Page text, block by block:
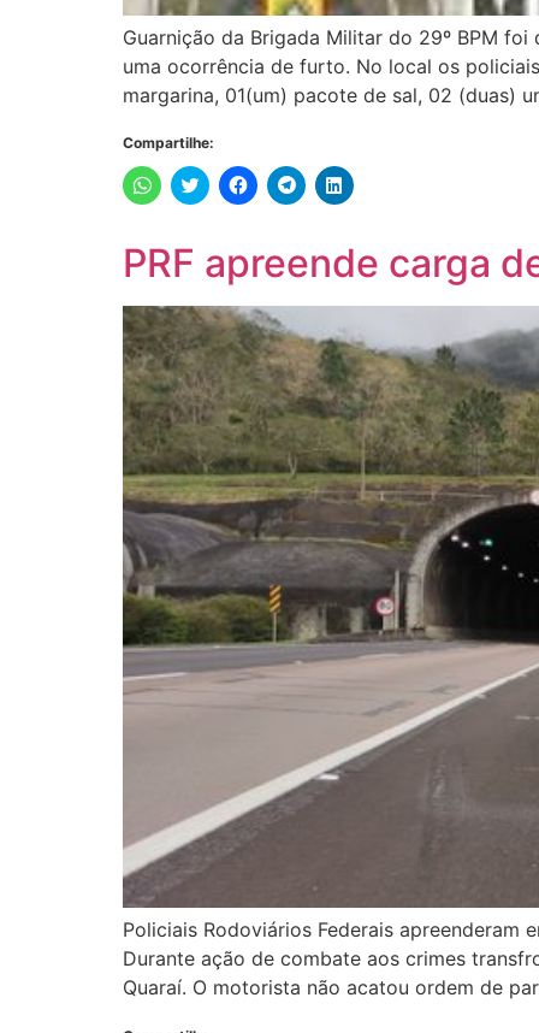
Guarnição da Brigada Militar do 29º BPM
uma ocorrência de furto. No local os
margarina, 01(um) pacote de sal, 02 (duas)
Compartilhe:
Clique
para
WhatsApp(abre
em
nova
Clique
para
em
nova
janela)
Clique
para
Facebook(abre
em
nova
Clique
para
Telegram(abre
em
nova
Clique
para
LinkedIn(abre
em
nova
PRF apreende carga
Policiais Rodoviários Federais apreenderam
Durante ação de combate aos crimes
Quaraí. O motorista não acatou ordem de